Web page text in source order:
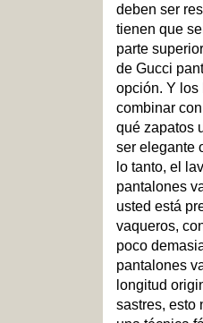
deben ser
tienen que
parte
de Gucci
opción. Y los
combinar
qué zapatos
ser elegante
lo tanto, el
pantalones
usted está
vaqueros,
poco
pantalones
longitud
sastres, esto